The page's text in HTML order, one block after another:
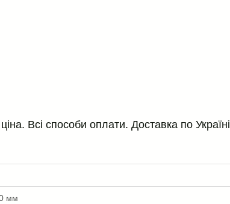
Всі способи оплати. Доставка по Україні
мм